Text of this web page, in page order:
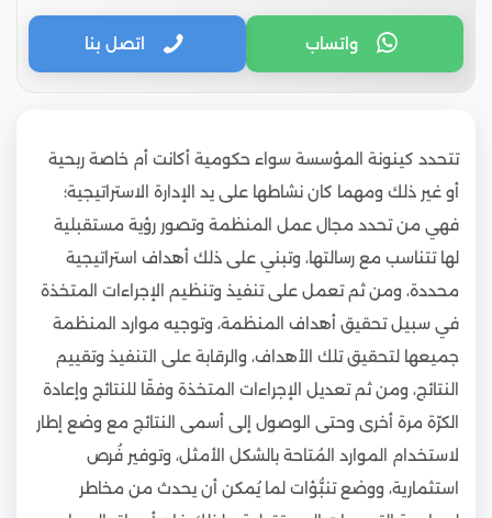
واتساب اتصل بنا
تتحدد كينونة المؤسسة سواء حكومية أكانت أم خاصة ربحية
أو غير ذلك ومهما كان نشاطها على يد الإدارة الاستراتيجية؛
فهي من تحدد مجال عمل المنظمة وتصور رؤية مستقبلية
لها تتناسب مع رسالتها، وتبني على ذلك أهداف استراتيجية
محددة، ومن ثم تعمل على تنفيذ وتنظيم الإجراءات المتخذة
في سبيل تحقيق أهداف المنظمة، وتوجيه موارد المنظمة
جميعها لتحقيق تلك الأهداف، والرقابة على التنفيذ وتقييم
النتائج، ومن ثم تعديل الإجراءات المتخذة وفقًا للنتائج وإعادة
الكرّة مرة أخرى وحتى الوصول إلى أسمى النتائج مع وضع إطار
لاستخدام الموارد المُتاحة بالشكل الأمثل، وتوفير فُرص
استثمارية، ووضع تنبُّؤات لما يُمكن أن يحدث من مخاطر